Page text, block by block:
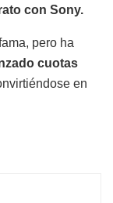
con Sony.
pero ha
cuotas
en